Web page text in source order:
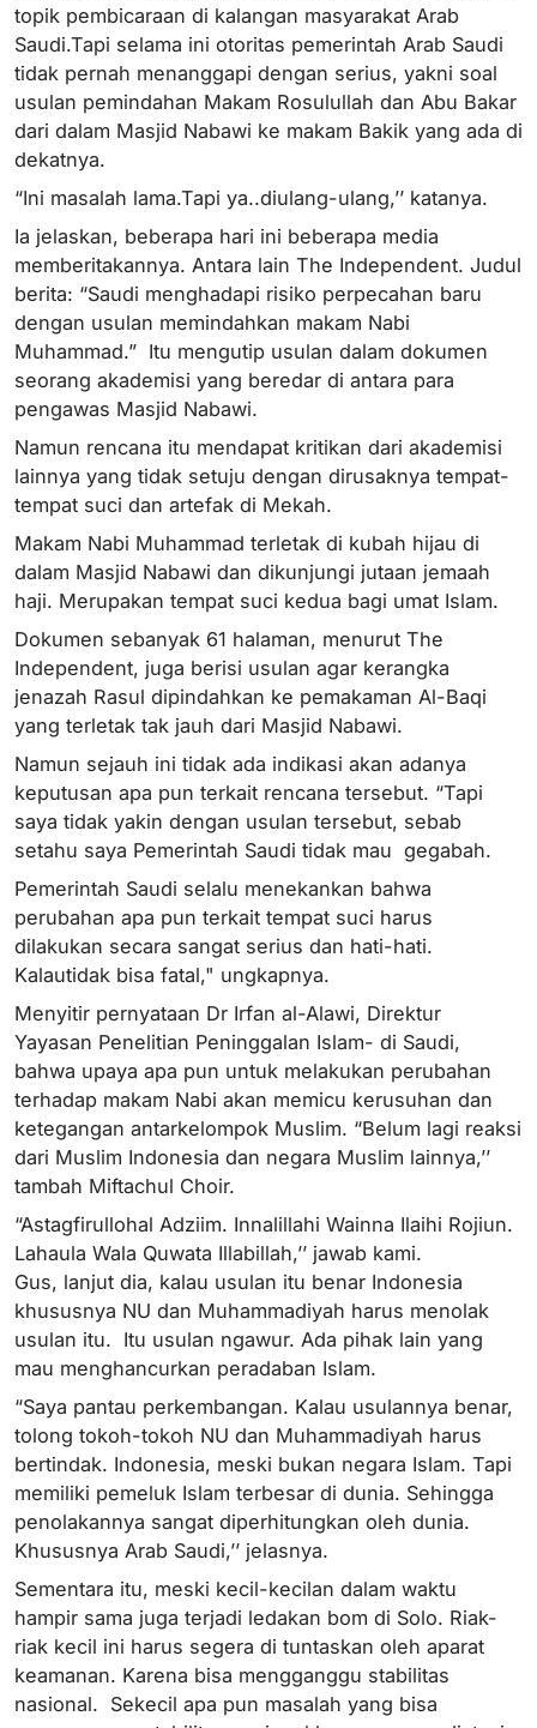
topik pembicaraan di kalangan masyarakat Arab
Saudi.Tapi selama ini otoritas pemerintah Arab Saudi
tidak pernah menanggapi dengan serius, yakni soal
usulan pemindahan Makam Rosulullah dan Abu Bakar
dari dalam Masjid Nabawi ke makam Bakik yang ada di
dekatnya.
“Ini masalah lama.Tapi ya..diulang-ulang,’’ katanya.
Ia jelaskan, beberapa hari ini beberapa media
memberitakannya. Antara lain The Independent. Judul
berita: “Saudi menghadapi risiko perpecahan baru
dengan usulan memindahkan makam Nabi
Muhammad.” Itu mengutip usulan dalam dokumen
seorang akademisi yang beredar di antara para
pengawas Masjid Nabawi.
Namun rencana itu mendapat kritikan dari akademisi
lainnya yang tidak setuju dengan dirusaknya tempat-
tempat suci dan artefak di Mekah.
Makam Nabi Muhammad terletak di kubah hijau di
dalam Masjid Nabawi dan dikunjungi jutaan jemaah
haji. Merupakan tempat suci kedua bagi umat Islam.
Dokumen sebanyak 61 halaman, menurut The
Independent, juga berisi usulan agar kerangka
jenazah Rasul dipindahkan ke pemakaman Al-Baqi
yang terletak tak jauh dari Masjid Nabawi.
Namun sejauh ini tidak ada indikasi akan adanya
keputusan apa pun terkait rencana tersebut. “Tapi
saya tidak yakin dengan usulan tersebut, sebab
setahu saya Pemerintah Saudi tidak mau gegabah.
Pemerintah Saudi selalu menekankan bahwa
perubahan apa pun terkait tempat suci harus
dilakukan secara sangat serius dan hati-hati.
Kalautidak bisa fatal," ungkapnya.
Menyitir pernyataan Dr Irfan al-Alawi, Direktur
Yayasan Penelitian Peninggalan Islam- di Saudi,
bahwa upaya apa pun untuk melakukan perubahan
terhadap makam Nabi akan memicu kerusuhan dan
ketegangan antarkelompok Muslim. “Belum lagi reaksi
dari Muslim Indonesia dan negara Muslim lainnya,’’
tambah Miftachul Choir.
“Astagfirullohal Adziim. Innalillahi Wainna Ilaihi Rojiun.
Lahaula Wala Quwata Illabillah,’’ jawab kami.
Gus, lanjut dia, kalau usulan itu benar Indonesia
khususnya NU dan Muhammadiyah harus menolak
usulan itu. Itu usulan ngawur. Ada pihak lain yang
mau menghancurkan peradaban Islam.
“Saya pantau perkembangan. Kalau usulannya benar,
tolong tokoh-tokoh NU dan Muhammadiyah harus
bertindak. Indonesia, meski bukan negara Islam. Tapi
memiliki pemeluk Islam terbesar di dunia. Sehingga
penolakannya sangat diperhitungkan oleh dunia.
Khususnya Arab Saudi,’’ jelasnya.
Sementara itu, meski kecil-kecilan dalam waktu
hampir sama juga terjadi ledakan bom di Solo. Riak-
riak kecil ini harus segera di tuntaskan oleh aparat
keamanan. Karena bisa mengganggu stabilitas
nasional. Sekecil apa pun masalah yang bisa